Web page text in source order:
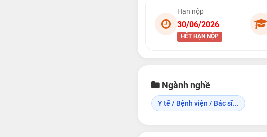
Hạn nộp
30/06/2026
HẾT HẠN NỘP
Ngành nghề
Y tế / Bệnh viện / Bác sĩ...